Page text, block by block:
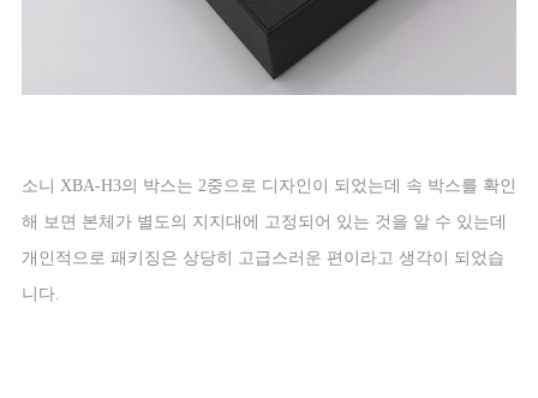
소니 XBA-H3의 박스는 2중으로 디자인이 되었는데 속 박스를 확인
해 보면 본체가 별도의 지지대에 고정되어 있는 것을 알 수 있는데
개인적으로 패키징은 상당히 고급스러운 편이라고 생각이 되었습
니다.